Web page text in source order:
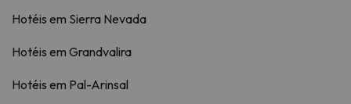
Hotéis em Sierra Nevada
Hotéis em Grandvalira
Hotéis em Pal-Arinsal